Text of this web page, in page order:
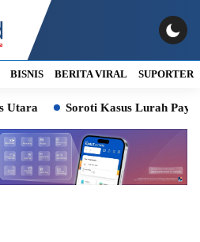
BISNIS BERITA VIRAL SUPORTER
Soroti Kasus Lurah Paya Pasir